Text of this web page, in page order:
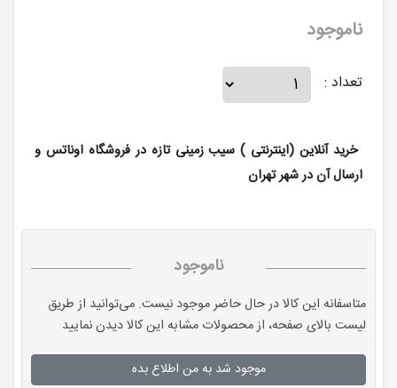
ناموجود
تعداد :
خرید آنلاین (اینترنتی ) سیب زمینی تازه در فروشگاه اوناتس و
ارسال آن در شهر تهران
ناموجود
متاسفانه این کالا در حال حاضر موجود نیست. می‌توانید از طریق
لیست بالای صفحه، از محصولات مشابه این کالا دیدن نمایید
موجود شد به من اطلاع بده